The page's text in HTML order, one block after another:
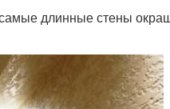
длинные стены